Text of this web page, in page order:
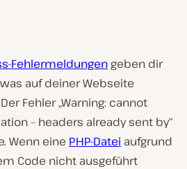
Fehlermeldungen geben dir
auf deiner Webseite
Fehler „Warning: cannot
– headers already sent by“
Wenn eine PHP-Datei aufgrund
Code nicht ausgeführt